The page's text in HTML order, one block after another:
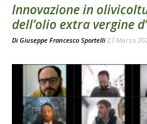
Innovazione in
dell’olio extra vergine
Di Giuseppe Francesco Sportelli 27 Marzo